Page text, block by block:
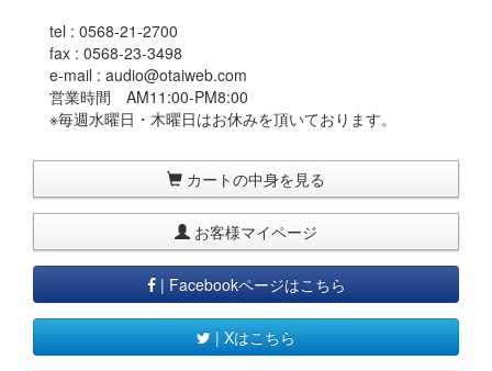
tel : 0568-21-2700
fax : 0568-23-3498
e-mail : audio@otaiweb.com
営業時間 AM11:00-PM8:00
※毎週水曜日・木曜日はお休みを頂いております。
カートの中身を見る
お客様マイページ
| Facebookページはこちら
| Xはこちら